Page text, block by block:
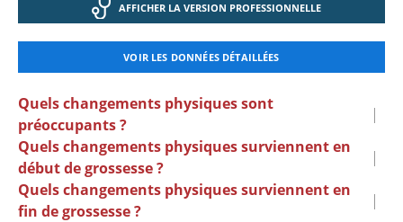
AFFICHER LA VERSION PROFESSIONNELLE
VOIR LES DONNÉES DÉTAILLÉES
Quels changements physiques sont
préoccupants ?
|
Quels changements physiques surviennent en
début de grossesse ?
|
Quels changements physiques surviennent en
fin de grossesse ?
|